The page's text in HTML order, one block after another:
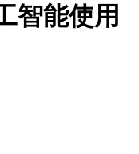
智能使用